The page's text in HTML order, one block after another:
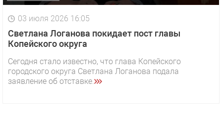
03 июля 2026 16:05
Светлана Логанова покидает пост главы
Копейского округа
Сегодня стало известно, что глава Копейского
городского округа Светлана Логанова подала
заявление об отставке.